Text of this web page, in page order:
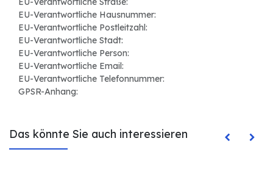
EU-Verantwortliche Hausnummer:
EU-Verantwortliche Postleitzahl:
EU-Verantwortliche Stadt:
EU-Verantwortliche Person:
EU-Verantwortliche Email:
EU-Verantwortliche Telefonnummer:
GPSR-Anhang:
Das könnte Sie auch interessieren